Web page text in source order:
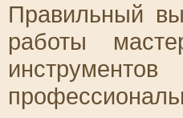
Правильный
работы